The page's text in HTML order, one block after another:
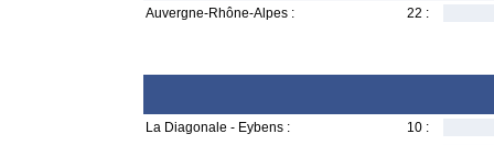
Auvergne-Rhône-Alpes : 22 :
La Diagonale - Eybens :
10 :